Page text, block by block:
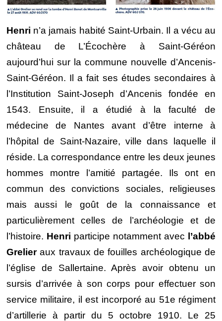
Henri n’a jamais habité Saint-Urbain. Il a vécu au
château de L’Écochère à Saint-Géréon
aujourd’hui sur la commune nouvelle d’Ancenis-
Saint-Géréon. Il a fait ses études secondaires à
l’Institution Saint-Joseph d’Ancenis fondée en
1543. Ensuite, il a étudié à la faculté de
médecine de Nantes avant d’être interne à
l’hôpital de Saint-Nazaire, ville dans laquelle il
réside. La correspondance entre les deux jeunes
hommes montre l’amitié partagée. Ils ont en
commun des convictions sociales, religieuses
mais aussi le goût de la connaissance et
particulièrement celles de l’archéologie et de
l’histoire. Henri participe notamment avec l’abbé
Grelieraux travaux de fouilles archéologique de
l’église de Sallertaine. Après avoir obtenu un
sursis d’arrivée à son corps pour effectuer son
service militaire, il est incorporé au 51e régiment
d’artillerie à partir du 5 octobre 1910. Le 25